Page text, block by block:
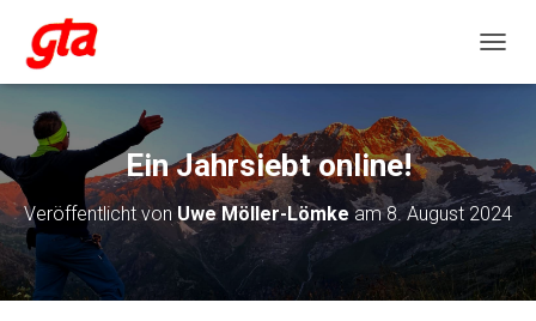
Ein Jahrsiebt online!
Veröffentlicht von Uwe Möller-Lömke am8. August 2024